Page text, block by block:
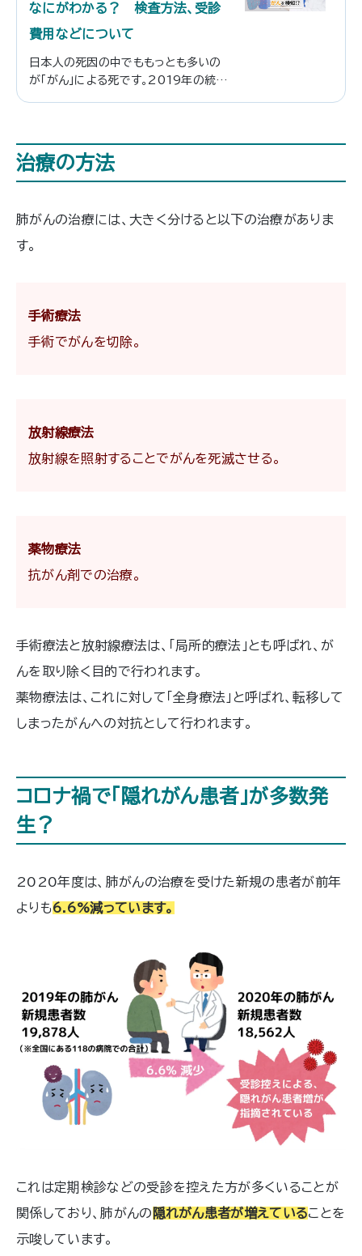
めする方について説明します。
なにがわかる？ 検査方法、受診
費用などについて
日本人の死因の中でももっとも多いの
が「がん」による死です。2019年の統計
く、無症状のうちに進行している場合が
あります。この記事では胸部CT（肺が
します。
治療の方法
肺がんの治療には、大きく分けると以下の治療がありま
す。
手術療法
手術でがんを切除。
放射線療法
放射線を照射することでがんを死滅させる。
薬物療法
抗がん剤での治療。
手術療法と放射線療法は、「局所的療法」とも呼ばれ、が
んを取り除く目的で行われます。
薬物療法は、これに対して「全身療法」と呼ばれ、転移して
しまったがんへの対抗として行われます。
コロナ禍で「隠れがん患者」が多数発
生？
2020年度は、肺がんの治療を受けた新規の患者が前年
よりも6.6%減っています。
これは定期検診などの受診を控えた方が多くいることが
関係しており、肺がんの 隠れがん患者が増えていることを
示唆しています。